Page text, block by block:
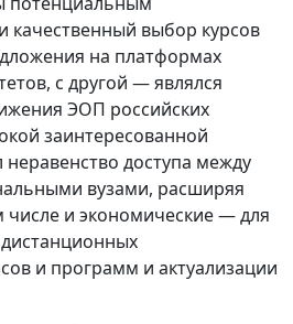
качественный выбор курсов
на платформах
с другой — являлся
ЭОП российских
заинтересованной
неравенство доступа между
вузами, расширяя
и экономические — для
и программ и актуализации